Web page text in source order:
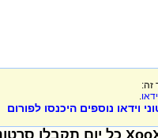
זה:
.
וידאו נוספים היכנסו לפורום